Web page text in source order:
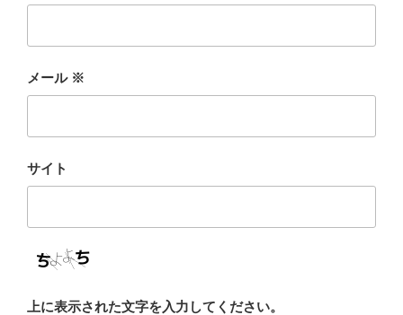
メール ※
サイト
上に表示された文字を入力してください。